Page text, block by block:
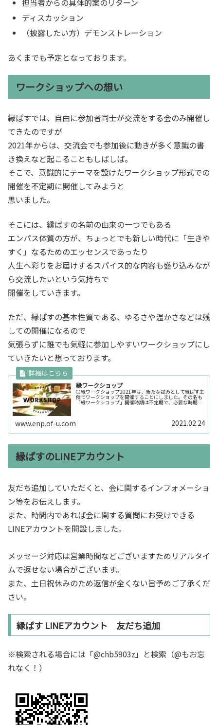
ディスカッション
（披露したい方）デモンストレーション
あくまでも予定となっております。
ワークショップへの想い
縁ぱすでは、自由に参加者同士が交流をする会のみ開催し
てきたのですが
2021年からは、交流会でも参加後に動きが多く意識の書
き換えなど起こることもしばしば。
そこで、意識的にテーマを設けたワークショップ形式での
開催を不定期に開催してみようと
思いました。
そこには、縁ぱすの名前の由来の一つでもある
エンパス体質の方が、ちょっとでも新しい時代に「生きや
すく」なるためのエッセンスであったり
人生へ彩りをお届けするスパイス的な内容も盛り込みなが
ら交流したいという気持ちで
開催をしていきます。
ただ、縁ぱすの基本性質である、ゆるさや温かさなどは残
しての開催になるので
気張らずに誰でも気軽に参加しやすいワークショップにし
ていきたいと想っております。
縁ワークショップ
〇縁ワークショップ2021年は、新たな試みとして縁ぱす主
催でワークショップを開催することにしました。その名も
「縁ワークショップ」開催時期は不定期で、必要な時期に
www.enp.of-u.com 2021.02.24
縁ぱすのLINEアカウント
友だち追加していただくと、会に関するインフォメーショ
ン等をお伝えします。
また、時間内であれば会に関する質問にお受けできる
LINEアカウントを開設しました。
メッセージ対応は営業時間などございますためリアルタイ
ムで返せない場合がございます。
また、土日祝休みのため返信が全くない旨予めご了承くだ
さい。
縁ぱす LINEアカウント 友だち追加
※検索される場合には「@chb5903z」と検索（@もお忘
れなく！）